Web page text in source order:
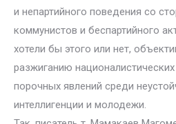
и непартийного поведения со
коммунистов и беспартийного
хотели бы этого или нет,
разжиганию националистических
порочных явлений среди
интеллигенции и молодежи.